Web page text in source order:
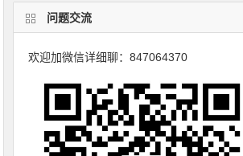
问题交流
欢迎加微信详细聊：847064370